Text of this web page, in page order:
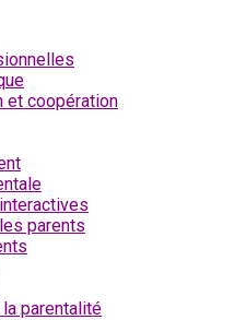
et coopération
parents
parentalité